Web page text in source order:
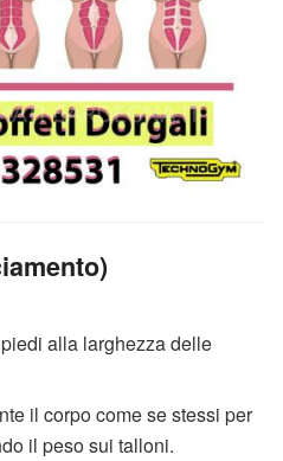
alla larghezza delle
il corpo come se stessi per
il peso sui talloni.